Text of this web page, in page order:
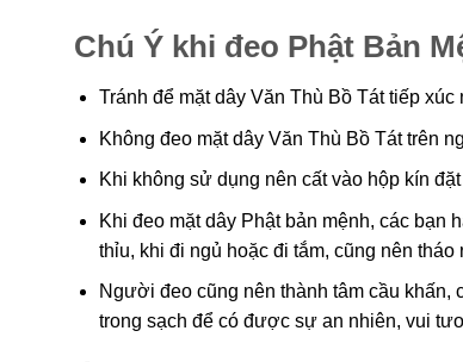
Chú Ý khi đeo Phật Bản
Tránh để mặt dây Văn Thù Bồ Tát tiếp
Không đeo mặt dây Văn Thù Bồ Tát trên
Khi không sử dụng nên cất vào hộp kín
Khi đeo mặt dây Phật bản mệnh, các bạn
thỉu, khi đi ngủ hoặc đi tắm, cũng nên tháo
Người đeo cũng nên thành tâm cầu khấn,
trong sạch để có được sự an nhiên, vui